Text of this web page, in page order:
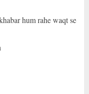
hum rahe waqt se